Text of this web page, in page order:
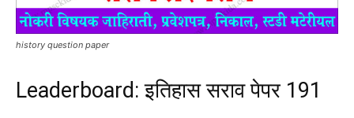
history question paper
Leaderboard: इतिहास सराव पेपर 191